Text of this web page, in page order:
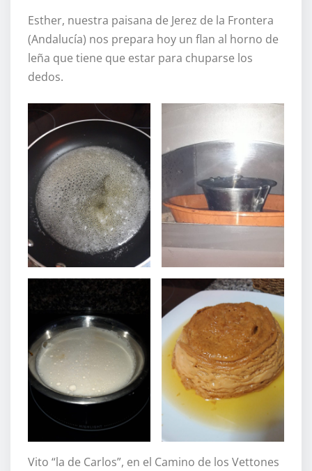
Esther, nuestra paisana de Jerez de la Frontera
(Andalucía) nos prepara hoy un flan al horno de
leña que tiene que estar para chuparse los
dedos.
Vito “la de Carlos”, en el Camino de los Vettones